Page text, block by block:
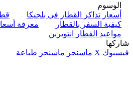
الوسوم
أسعار تذاكر القطار في بلجيكا
كيفية السفر بالقطار
معرفة
مواعيد القطار انتويربن
شاركها
فيسبوك ‫X ماسنجر ماسنجر طباعة